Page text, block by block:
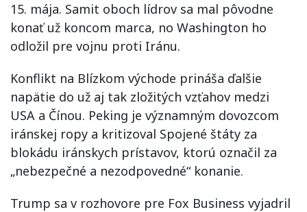
15. mája. Samit oboch lídrov sa mal pôvodne
konať už koncom marca, no Washington ho
odložil pre vojnu proti Iránu.
Konflikt na Blízkom východe prináša ďalšie
napätie do už aj tak zložitých vzťahov medzi
USA a Čínou. Peking je významným dovozcom
iránskej ropy a kritizoval Spojené štáty za
blokádu iránskych prístavov, ktorú označil za
„nebezpečné a nezodpovedné“ konanie.
Trump sa v rozhovore pre Fox Business vyjadril